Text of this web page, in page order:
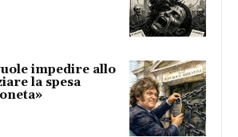
impedire allo
la spesa